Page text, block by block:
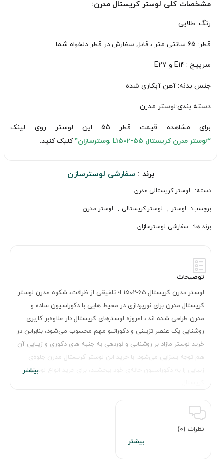
مشخصات کلی لوستر کریستال مدرن:
رنگ: طلایی
قطر: 65 سانتی متر ، قابل سفارش در قطر دلخواه شما
سرپیچ : E14 و E27
جنس بدنه: آهن آبکاری شده
دسته بندی:لوستر مدرن
برای مشاهده قیمت قطر 55 این لوستر روی لینک
“لوستر مدرن کریستال L1502-55 لوسترسازان”
کلیک کنید.
برند : سفارشی لوسترسازان
دسته: لوستر کریستالی مدرن
برچسب: لوستر , لوستر کریستالی , لوستر مدرن
برند ها: سفارشی لوسترسازان
توضیحات
لوستر مدرن کریستال L1502-65؛ تلفیقی از ظرافت، شکوه مدرن لوستر
کریستال مدرن برای نورپردازی در محیط هایی با دکوراسیون ساده و
مدرن طراحی شده اند ، امروزه لوسترهای کریستال دار علاوه‌بر کاربری
روشنایی یک عنصر تزیینی و دکوراتیو مهم محسوب می‌شود، بنابراین در
خرید لوستر مازاد بر روشنایی و نوردهی به جنبه های دکوری و زیبایی آن
هم توجه بسزایی می‌شود. با خرید این لوستر کریستال مدرن جلوه‌ی
زیبایی را به دکوراسیون خانه‌ی خود ببخشید، برای خرید انواع لوستر
نظرات (0)